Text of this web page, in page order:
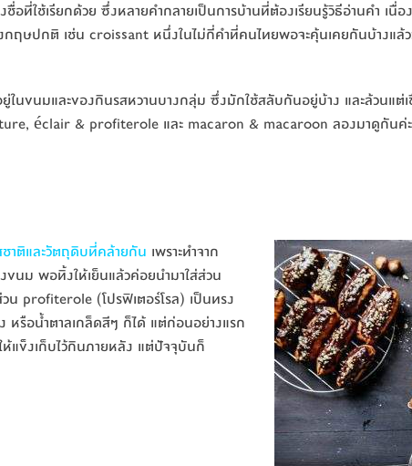
อที่ใช้เรียกด้วย ซึ่งหลายคำกลายเป็นการบ้านที่ต้องเรียนรู้วิธีอ่านคำ เนื่อ
ฤษปกติ เช่น croissant หนึ่งในไม่กี่คำที่คนไทยพอจะคุ้นเคยกันบ้างแล้วว่
ในขนมและของกินรสหวานบางกลุ่ม ซึ่งมักใช้สลับกันอยู่บ้าง และล้วนแต่
éclair & profiterole และ macaron & macaroon ลองมาดูกันค่ะว่
ติและวัตถุดิบที่คล้ายกัน เพราะทำจาก
นม พอทิ้งให้เย็นแล้วค่อยนำมาใส่ส่วน
น profiterole (โปรฟิเตอร์โรล) เป็นทรง
รือน้ำตาลเกล็ดสีๆ ก็ได้ แต่ก่อนอย่างแรก
แข็งเก็บไว้กินภายหลัง แต่ปัจจุบันก็